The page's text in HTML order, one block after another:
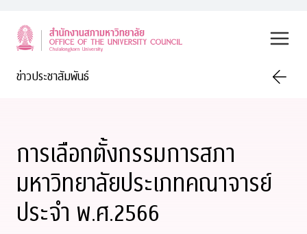
content
ข่าวประชาสัมพันธ์
การเลือกตั้งกรรมการสภา
มหาวิทยาลัยประเภทคณาจารย์
ประจำ พ.ศ.2566